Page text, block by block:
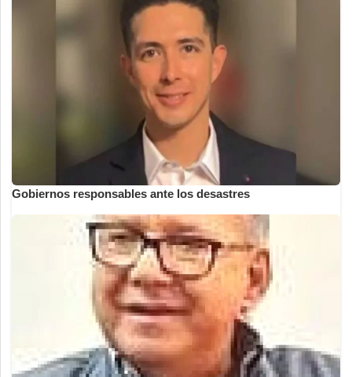
Gobiernos responsables ante los desastres